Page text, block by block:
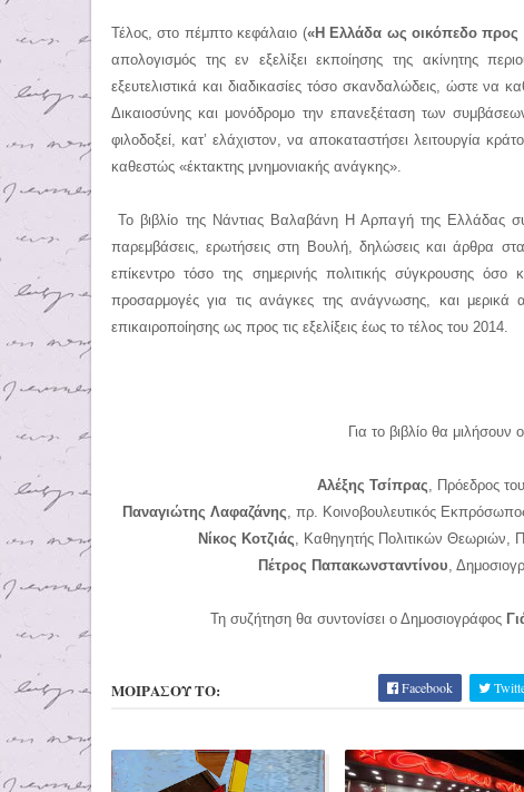
Τέλος, στο πέμπτο κεφάλαιο («Η Ελλάδα ως οικόπεδο προς
απολογισμός της εν εξελίξει εκποίησης της ακίνητης
εξευτελιστικά και διαδικασίες τόσο σκανδαλώδεις, ώστε να
Δικαιοσύνης και μονόδρομο την επανεξέταση των
φιλοδοξεί, κατ’ ελάχιστον, να αποκαταστήσει λειτουργία
καθεστώς «έκτακτης μνημονιακής ανάγκης».
Το βιβλίο της Νάντιας Βαλαβάνη Η Αρπαγή της Ελλάδας
παρεμβάσεις, ερωτήσεις στη Βουλή, δηλώσεις και άρθρα
επίκεντρο τόσο της σημερινής πολιτικής σύγκρουσης όσο
προσαρμογές για τις ανάγκες της ανάγνωσης, και μερικά
επικαιροποίησης ως προς τις εξελίξεις έως το τέλος του 2014.
Για το βιβλίο θα μιλήσουν
Αλέξης Τσίπρας, Πρόεδρος
Παναγιώτης Λαφαζάνης, πρ. Κοινοβουλευτικός
Νίκος Κοτζιάς, Καθηγητής Πολιτικών Θεωριών,
Πέτρος Παπακωνσταντίνου,
Τη συζήτηση θα συντονίσει ο Δημοσιογράφος
ΜΟΙΡΑΣΟΥ ΤΟ: Facebook